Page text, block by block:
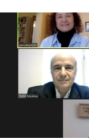
BLOG